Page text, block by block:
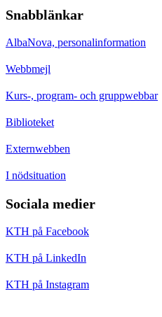
Snabblänkar
AlbaNova, personalinformation
Webbmejl
Kurs-, program- och gruppwebbar
Biblioteket
Externwebben
I nödsituation
Sociala medier
KTH på Facebook
KTH på LinkedIn
KTH på Instagram